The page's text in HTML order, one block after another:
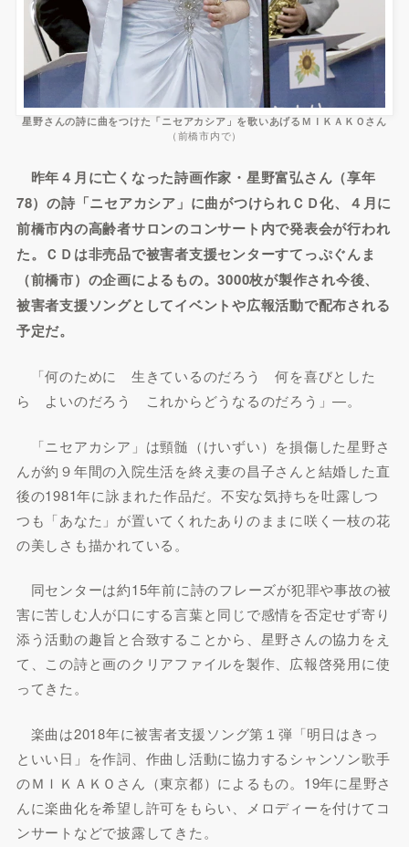
星野さんの詩に曲をつけた「ニセアカシア」を歌いあげるＭＩＫＡＫＯさん
（前橋市内で）
昨年４月に亡くなった詩画作家・星野富弘さん（享年
78）の詩「ニセアカシア」に曲がつけられＣＤ化、４月に
前橋市内の高齢者サロンのコンサート内で発表会が行われ
た。ＣＤは非売品で被害者支援センターすてっぷぐんま
（前橋市）の企画によるもの。3000枚が製作され今後、
被害者支援ソングとしてイベントや広報活動で配布される
予定だ。
「何のために 生きているのだろう 何を喜びとした
ら よいのだろう これからどうなるのだろう」—。
「ニセアカシア」は頸髄（けいずい）を損傷した星野さ
んが約９年間の入院生活を終え妻の昌子さんと結婚した直
後の1981年に詠まれた作品だ。不安な気持ちを吐露しつ
つも「あなた」が置いてくれたありのままに咲く一枝の花
の美しさも描かれている。
同センターは約15年前に詩のフレーズが犯罪や事故の被
害に苦しむ人が口にする言葉と同じで感情を否定せず寄り
添う活動の趣旨と合致することから、星野さんの協力をえ
て、この詩と画のクリアファイルを製作、広報啓発用に使
ってきた。
楽曲は2018年に被害者支援ソング第１弾「明日はきっ
といい日」を作詞、作曲し活動に協力するシャンソン歌手
のＭＩＫＡＫＯさん（東京都）によるもの。19年に星野さ
んに楽曲化を希望し許可をもらい、メロディーを付けてコ
ンサートなどで披露してきた。